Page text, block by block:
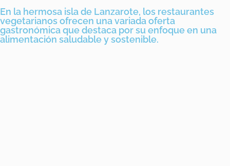
En la hermosa isla de Lanzarote, los restaurantes
vegetarianos ofrecen una variada oferta
gastronómica que destaca por su enfoque en una
alimentación saludable y sostenible.